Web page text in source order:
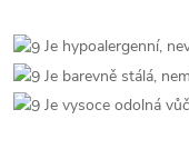
Je hypoalergenní,
Je barevně stálá,
Je vysoce odolná